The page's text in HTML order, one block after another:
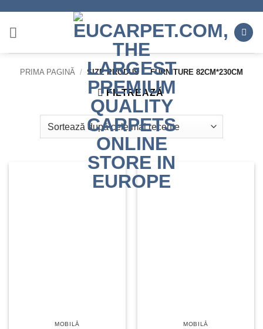
content
PRIMA PAGINĂ / SIZE PRODUS / FURNITURE 82CM*230CM
FILTREAZĂ
MOBILĂ MOBILĂ